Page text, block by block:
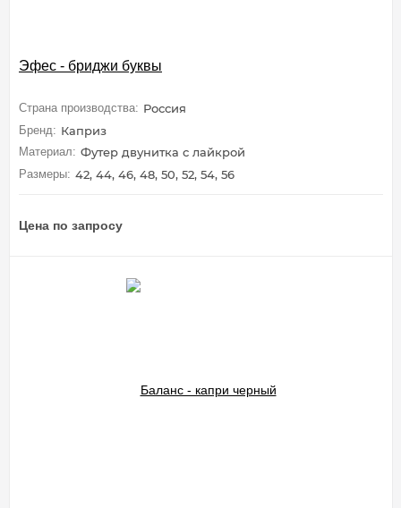
Эфес - бриджи буквы
Страна производства: Россия
Бренд: Каприз
Материал: Футер двунитка с лайкрой
Размеры: 42, 44, 46, 48, 50, 52, 54, 56
Цена по запросу